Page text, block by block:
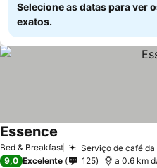
Selecione as datas para ver
exatos.
Bed & Breakfast Serviço de café
Essence
9,0 Excelente 125 a 0.6 km